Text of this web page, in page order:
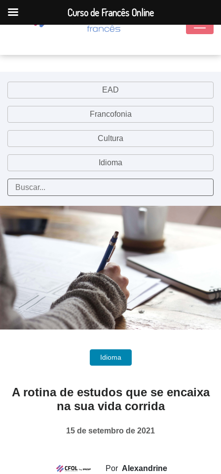
EAD
Francofonia
Cultura
Idioma
Idioma
A rotina de estudos que se encaixa
na sua vida corrida
15 de setembro de 2021
Por Alexandrine
Curso de Francês Online